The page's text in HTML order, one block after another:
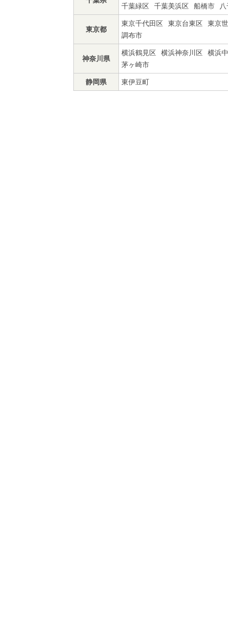
千葉緑区
千葉美浜区 船橋市
東京都
東京千代田区 東京台東区 東京
調布市
神奈川県
横浜鶴見区 横浜神奈川区 横浜
茅ヶ崎市
静岡県 東伊豆町